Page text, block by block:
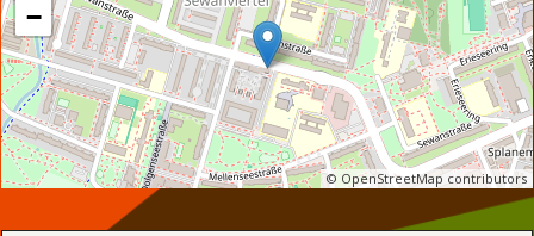
−
© OpenStreetMap contributors